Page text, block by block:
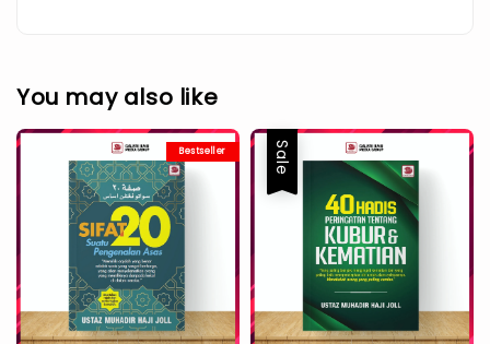
You may also like
Bestseller Sale